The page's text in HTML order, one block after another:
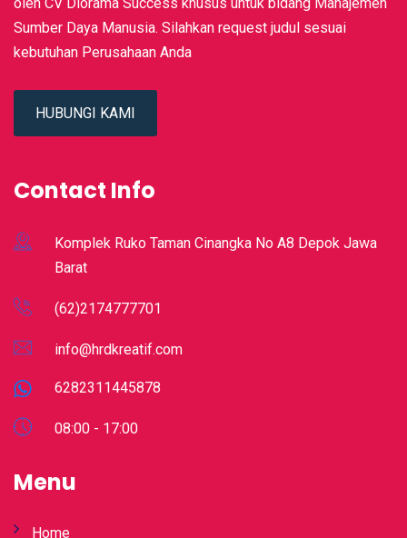
Sumber Daya Manusia. Silahkan request judul sesuai
kebutuhan Perusahaan Anda
HUBUNGI KAMI
Contact Info
Komplek Ruko Taman Cinangka No A8 Depok Jawa
Barat
(62)2174777701
info@hrdkreatif.com
6282311445878
08:00 - 17:00
Menu
Home